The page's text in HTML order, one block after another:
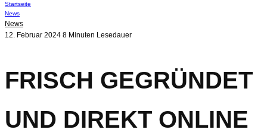
Startseite
News
News
12. Februar 2024 8 Minuten Lesedauer
FRISCH GEGRÜNDET
UND DIREKT ONLINE